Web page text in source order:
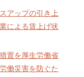
アップの引き上
による賃上げ状
置を厚生労働省
働災害を防ぐた